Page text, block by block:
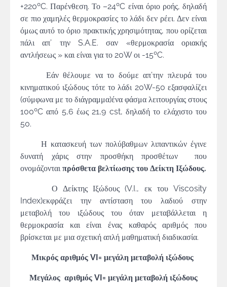
+220ºC. Παρένθεση. Το –24ºC είναι όριο ροής, δηλαδή
σε πιο χαμηλές θερμοκρασίες το λάδι δεν ρέει. Δεν είναι
όμως αυτό το όριο πρακτικής χρησιμότητας, που ορίζεται
πάλι απ’ την S.A.E. σαν «θερμοκρασία οριακής
αντλήσεως » και είναι για το 20W οι -15ºC.
Εάν θέλουμε να το δούμε απ’την πλευρά του
κινηματικού ιξώδους τότε το λάδι 20W-50 εξασφαλίζει
(σύμφωνα με το διάγραμμα)ένα φάσμα λειτουργίας στους
100ºC από 5,6 έως 21,9 cst, δηλαδή το ελάχιστο του
50.
Η κατασκευή των πολύβαθμων λιπαντικών έγινε
δυνατή χάρις στην προσθήκη προσθέτων που
ονομάζονταιπρόσθετα βελτίωσης του Δείκτη Ιξώδους.
Ο Δείκτης Ιξώδους (V.I., εκ του Viscosity
Index)εκφράζει την αντίσταση του λαδιού στην
μεταβολή του ιξώδους του όταν μεταβάλλεται η
θερμοκρασία και είναι ένας καθαρός αριθμός που
βρίσκεται με μια σχετική απλή μαθηματική διαδικασία.
Μικρός αριθμός VI= μεγάλη μεταβολή ιξώδους
Μεγάλος αριθμός VI= μεγάλη μεταβολή ιξώδους